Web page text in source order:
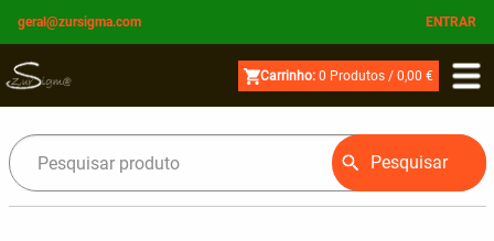
geral@zursigma.com ENTRAR
Carrinho: 0 Produtos / 0,00 €
Pesquisar